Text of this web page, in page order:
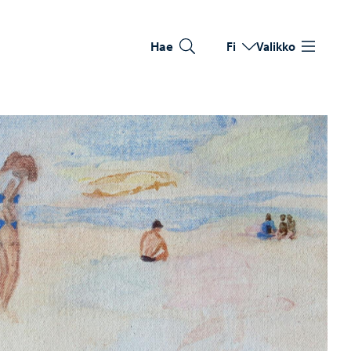
Hae Vaihda kieltä
Nykyinen kieli: Suomi
Fi Valikko